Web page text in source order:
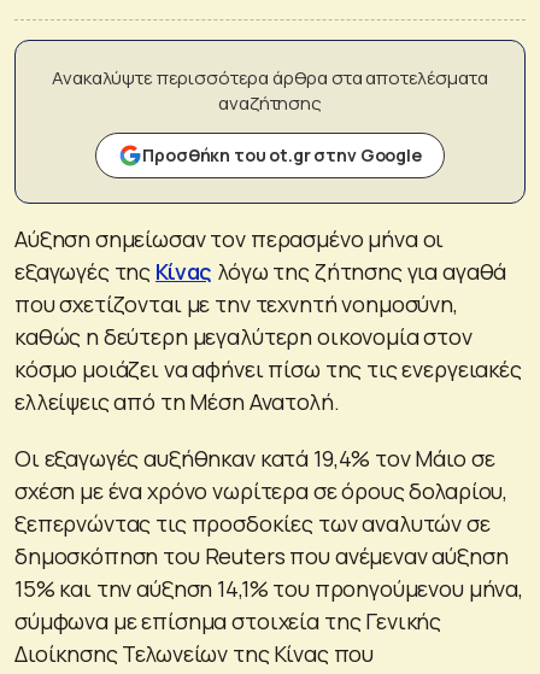
Ανακαλύψτε περισσότερα άρθρα στα αποτελέσματα
αναζήτησης
Προσθήκη του ot.gr στην Google
Αύξηση σημείωσαν τον περασμένο μήνα οι
εξαγωγές της Κίνας λόγω της ζήτησης για αγαθά
που σχετίζονται με την τεχνητή νοημοσύνη,
καθώς η δεύτερη μεγαλύτερη οικονομία στον
κόσμο μοιάζει να αφήνει πίσω της τις ενεργειακές
ελλείψεις από τη Μέση Ανατολή.
Οι εξαγωγές αυξήθηκαν κατά 19,4% τον Μάιο σε
σχέση με ένα χρόνο νωρίτερα σε όρους δολαρίου,
ξεπερνώντας τις προσδοκίες των αναλυτών σε
δημοσκόπηση του Reuters που ανέμεναν αύξηση
15% και την αύξηση 14,1% του προηγούμενου μήνα,
σύμφωνα με επίσημα στοιχεία της Γενικής
Διοίκησης Τελωνείων της Κίνας που